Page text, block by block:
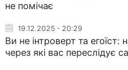
не помічає
19.12.2025 - 20:29
Ви не інтроверт та егоїст:
через які вас переслідує